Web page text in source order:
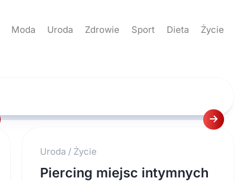
Moda Uroda Zdrowie Sport Dieta Życie
Uroda/ Życie
Piercing miejsc intymnych